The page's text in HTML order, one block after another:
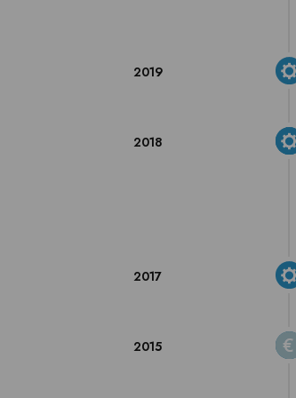
2019
2018
2017
2015